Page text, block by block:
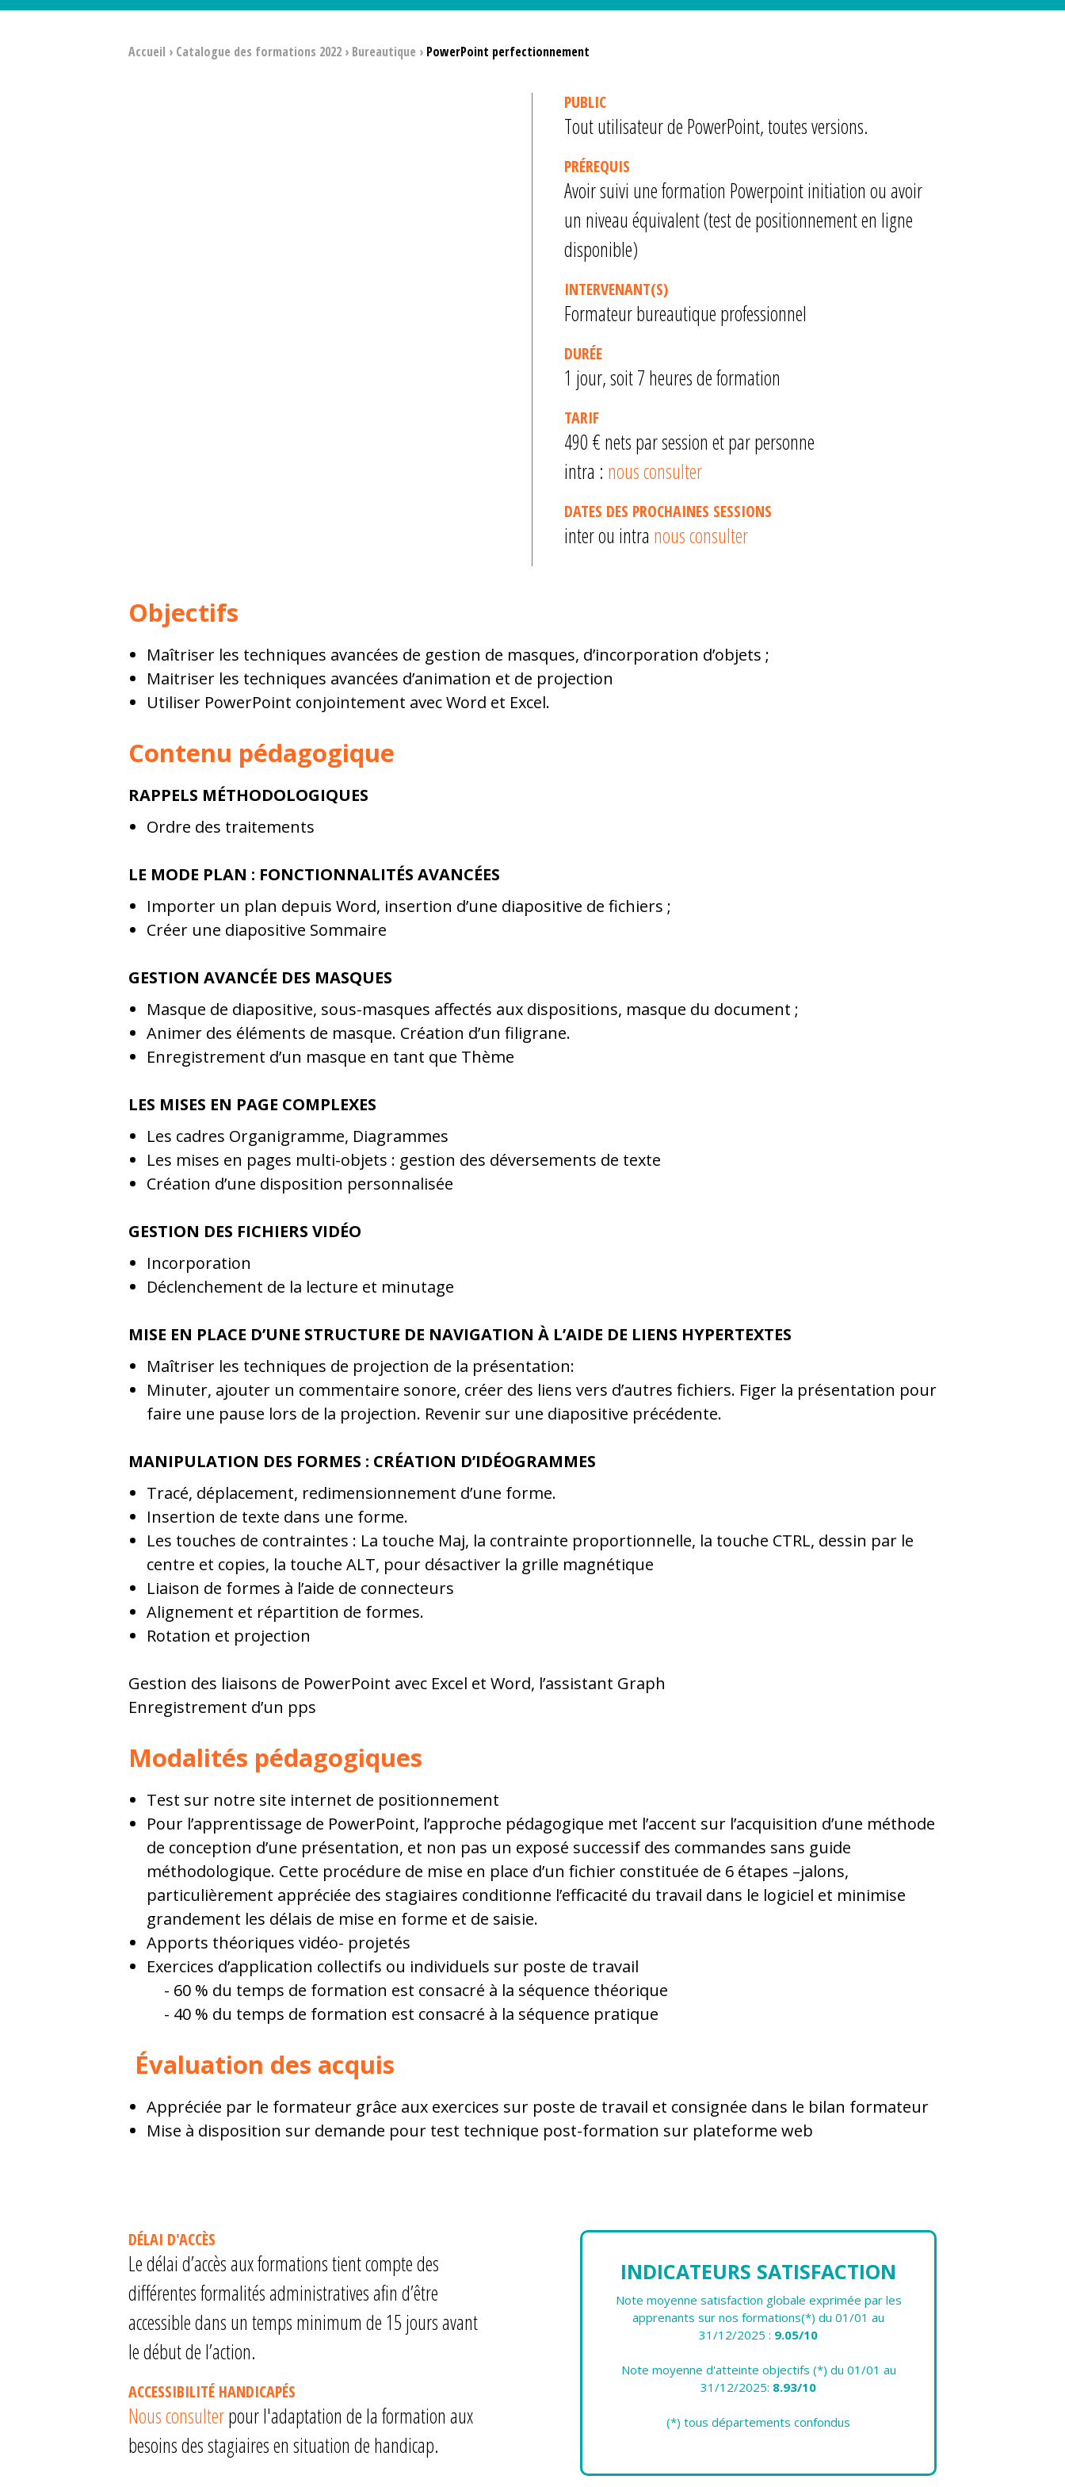
Accueil › Catalogue des formations 2022 › Bureautique › PowerPoint perfectionnement
PUBLIC
Tout utilisateur de PowerPoint, toutes versions.
PRÉREQUIS
Avoir suivi une formation Powerpoint initiation ou avoir
un niveau équivalent (test de positionnement en ligne
disponible)
INTERVENANT(S)
Formateur bureautique professionnel
DURÉE
1 jour, soit 7 heures de formation
TARIF
490 € nets par session et par personne
intra : nous consulter
DATES DES PROCHAINES SESSIONS
inter ou intra nous consulter
Objectifs
Maîtriser les techniques avancées de gestion de masques, d’incorporation d’objets ;
Maitriser les techniques avancées d’animation et de projection
Utiliser PowerPoint conjointement avec Word et Excel.
Contenu pédagogique
RAPPELS MÉTHODOLOGIQUES
Ordre des traitements
LE MODE PLAN : FONCTIONNALITÉS AVANCÉES
Importer un plan depuis Word, insertion d’une diapositive de fichiers ;
Créer une diapositive Sommaire
GESTION AVANCÉE DES MASQUES
Masque de diapositive, sous-masques affectés aux dispositions, masque du document ;
Animer des éléments de masque. Création d’un filigrane.
Enregistrement d’un masque en tant que Thème
LES MISES EN PAGE COMPLEXES
Les cadres Organigramme, Diagrammes
Les mises en pages multi-objets : gestion des déversements de texte
Création d’une disposition personnalisée
GESTION DES FICHIERS VIDÉO
Incorporation
Déclenchement de la lecture et minutage
MISE EN PLACE D’UNE STRUCTURE DE NAVIGATION À L’AIDE DE LIENS HYPERTEXTES
Maîtriser les techniques de projection de la présentation:
Minuter, ajouter un commentaire sonore, créer des liens vers d’autres fichiers. Figer la présentation pour
faire une pause lors de la projection. Revenir sur une diapositive précédente.
MANIPULATION DES FORMES : CRÉATION D’IDÉOGRAMMES
Tracé, déplacement, redimensionnement d’une forme.
Insertion de texte dans une forme.
Les touches de contraintes : La touche Maj, la contrainte proportionnelle, la touche CTRL, dessin par le
centre et copies, la touche ALT, pour désactiver la grille magnétique
Liaison de formes à l’aide de connecteurs
Alignement et répartition de formes.
Rotation et projection
Gestion des liaisons de PowerPoint avec Excel et Word, l’assistant Graph
Enregistrement d’un pps
Modalités pédagogiques
Test sur notre site internet de positionnement
Pour l’apprentissage de PowerPoint, l’approche pédagogique met l’accent sur l’acquisition d’une méthode
de conception d’une présentation, et non pas un exposé successif des commandes sans guide
méthodologique. Cette procédure de mise en place d’un fichier constituée de 6 étapes –jalons,
particulièrement appréciée des stagiaires conditionne l’efficacité du travail dans le logiciel et minimise
grandement les délais de mise en forme et de saisie.
Apports théoriques vidéo- projetés
Exercices d’application collectifs ou individuels sur poste de travail
60 % du temps de formation est consacré à la séquence théorique
40 % du temps de formation est consacré à la séquence pratique
Évaluation des acquis
Appréciée par le formateur grâce aux exercices sur poste de travail et consignée dans le bilan formateur
Mise à disposition sur demande pour test technique post-formation sur plateforme web
DÉLAI D'ACCÈS
Le délai d’accès aux formations tient compte des
différentes formalités administratives afin d’être
accessible dans un temps minimum de 15 jours avant
le début de l’action.
ACCESSIBILITÉ HANDICAPÉS
Nous consulterpour l'adaptation de la formation aux
besoins des stagiaires en situation de handicap.
INDICATEURS SATISFACTION
Note moyenne satisfaction globale exprimée par les
apprenants sur nos formations(*) du 01/01 au
31/12/2025 : 9.05/10
Note moyenne d'atteinte objectifs (*) du 01/01 au
31/12/2025: 8.93/10
(*) tous départements confondus